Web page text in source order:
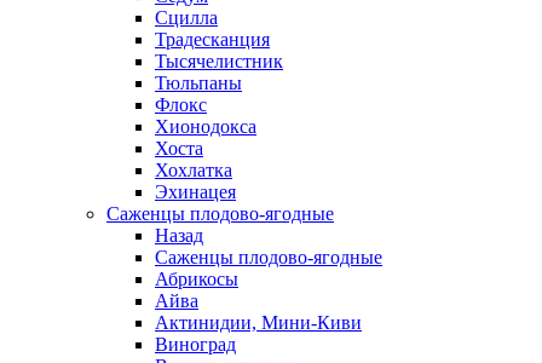
Сцилла
Традесканция
Тысячелистник
Тюльпаны
Флокс
Хионодокса
Хоста
Хохлатка
Эхинацея
Саженцы плодово-ягодные
Назад
Саженцы плодово-ягодные
Абрикосы
Айва
Актинидии, Мини-Киви
Виноград